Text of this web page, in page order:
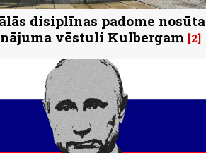
disiplīnas padome nosūta
vēstuli Kulbergam 2